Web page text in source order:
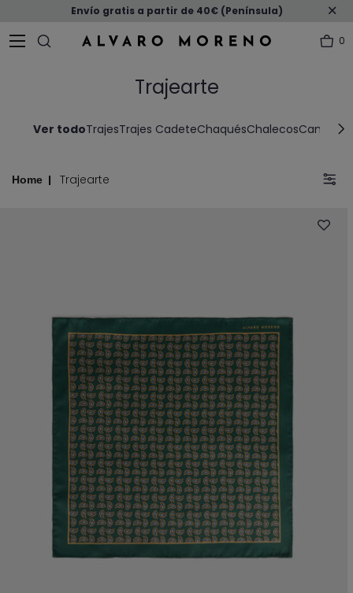
Envío gratis a partir de 40€ (Península)
0
Trajearte
Ver todoTrajesTrajes CadeteChaquésChalecosCamisas
Trajearte
Home